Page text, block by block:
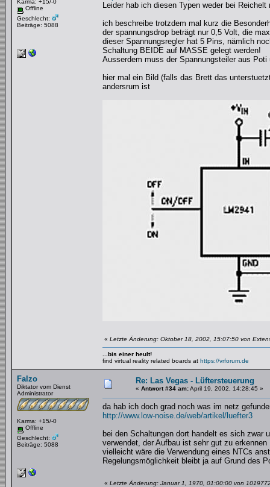
Karma: +15/-0
Offline
Geschlecht:
Beiträge: 5088
Leider hab ich diesen Typen weder bei
ich beschreibe trotzdem mal kurz die
der spannungsdrop beträgt nur 0,5 Volt, die
dieser Spannungsregler hat 5 Pins, nämlich
Schaltung BEIDE auf MASSE gelegt werden!
Ausserdem muss der Spannungsteiler aus
hier mal ein Bild (falls das Brett das
andersrum ist
« Letzte Änderung: Oktober 18, 2002, 15:07:50 von
...bis einer heult!
find virtual reality related boards at https://vrforum.de
Falzo
Diktator vom Dienst
Administrator
Karma: +15/-0
Offline
Geschlecht:
Beiträge: 5088
Re: Las Vegas - Lüftersteuerung
« Antwort #34 am:April 19, 2002, 14:28:45 »
da hab ich doch grad noch was im netz
http://www.low-noise.de/web/artikel/luefter3
bei den Schaltungen dort handelt es sich zwar
verwendet, der Aufbau ist sehr gut zu erkennen
vielleicht wäre die Verwendung eines NTCs
Regelungsmöglichkeit bleibt ja auf Grund des
« Letzte Änderung: Januar 1, 1970, 01:00:00 von